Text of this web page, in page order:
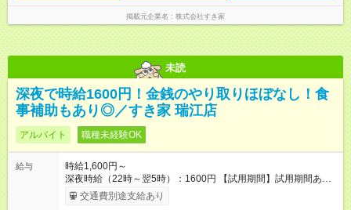
掲載元企業名 株式会社すき家
未読
深夜で時給1600円！金銭のやり取りほぼなし！食
事補助もあり◎／すき家 瑞江店
アルバイト 職種未経験OK
給与
時給1,600円～
深夜時給（22時～翌5時）：1600円 【試用期間】試用期間あり
試用期間の長さ：1ヶ月 雇用形態、給与は本採用時と同じです。
試用期間の実態は30日（※条件変更なし）ですが、切り上げで
交通費別途支給あり